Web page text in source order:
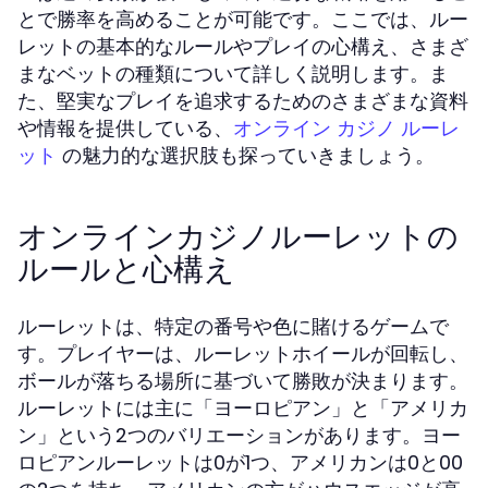
とで勝率を高めることが可能です。ここでは、ルー
レットの基本的なルールやプレイの心構え、さまざ
まなベットの種類について詳しく説明します。ま
た、堅実なプレイを追求するためのさまざまな資料
や情報を提供している、
オンライン カジノ ルーレ
ット の魅力的な選択肢も探っていきましょう。
オンラインカジノルーレットの
ルールと心構え
ルーレットは、特定の番号や色に賭けるゲームで
す。プレイヤーは、ルーレットホイールが回転し、
ボールが落ちる場所に基づいて勝敗が決まります。
ルーレットには主に「ヨーロピアン」と「アメリカ
ン」という2つのバリエーションがあります。ヨー
ロピアンルーレットは0が1つ、アメリカンは0と00